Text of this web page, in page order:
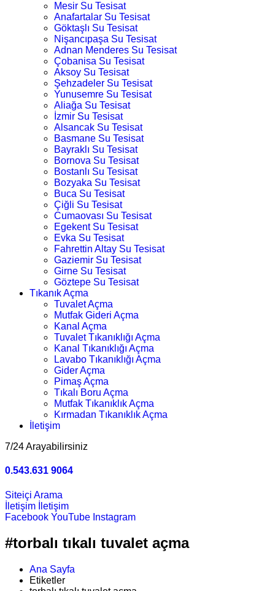
Mesir Su Tesisat
Anafartalar Su Tesisat
Göktaşlı Su Tesisat
Nişancıpaşa Su Tesisat
Adnan Menderes Su Tesisat
Çobanisa Su Tesisat
Aksoy Su Tesisat
Şehzadeler Su Tesisat
Yunusemre Su Tesisat
Aliağa Su Tesisat
İzmir Su Tesisat
Alsancak Su Tesisat
Basmane Su Tesisat
Bayraklı Su Tesisat
Bornova Su Tesisat
Bostanlı Su Tesisat
Bozyaka Su Tesisat
Buca Su Tesisat
Çiğli Su Tesisat
Cumaovası Su Tesisat
Egekent Su Tesisat
Evka Su Tesisat
Fahrettin Altay Su Tesisat
Gaziemir Su Tesisat
Girne Su Tesisat
Göztepe Su Tesisat
Tıkanık Açma
Tuvalet Açma
Mutfak Gideri Açma
Kanal Açma
Tuvalet Tıkanıklığı Açma
Kanal Tıkanıklığı Açma
Lavabo Tıkanıklığı Açma
Gider Açma
Pimaş Açma
Tıkalı Boru Açma
Mutfak Tıkanıklık Açma
Kırmadan Tıkanıklık Açma
İletişim
7/24 Arayabilirsiniz
0.543.631 9064
Siteiçi Arama
İletişim
İletişim
Facebook YouTube Instagram
#torbalı tıkalı tuvalet açma
Ana Sayfa
Etiketler